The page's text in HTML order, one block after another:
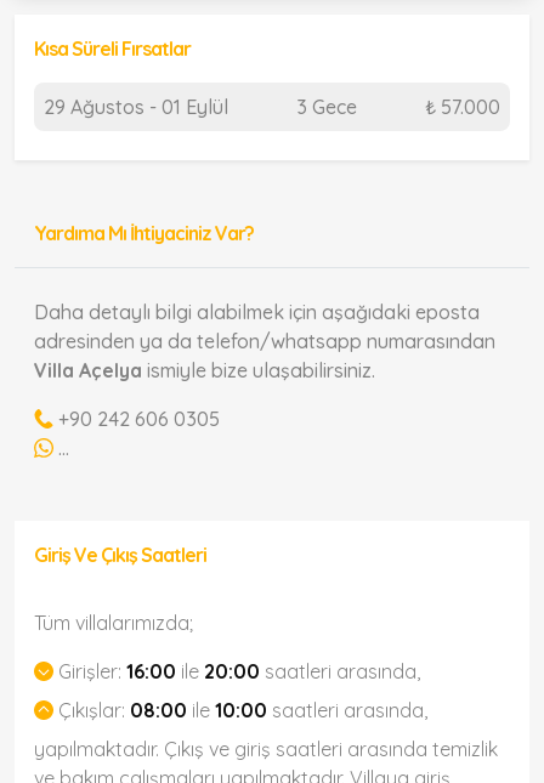
Kısa Süreli Fırsatlar
29 Ağustos - 01 Eylül 3 Gece ₺ 57.000
Yardıma Mı İhtiyaciniz Var?
Daha detaylı bilgi alabilmek için aşağıdaki eposta
adresinden ya da telefon/whatsapp numarasından
Villa Açelya ismiyle bize ulaşabilirsiniz.
+90 242 606 0305
...
Giriş Ve Çıkış Saatleri
Tüm villalarımızda;
Girişler: 16:00 ile 20:00 saatleri arasında,
Çıkışlar: 08:00 ile 10:00 saatleri arasında,
yapılmaktadır. Çıkış ve giriş saatleri arasında temizlik
ve bakım çalışmaları yapılmaktadır. Villaya giriş